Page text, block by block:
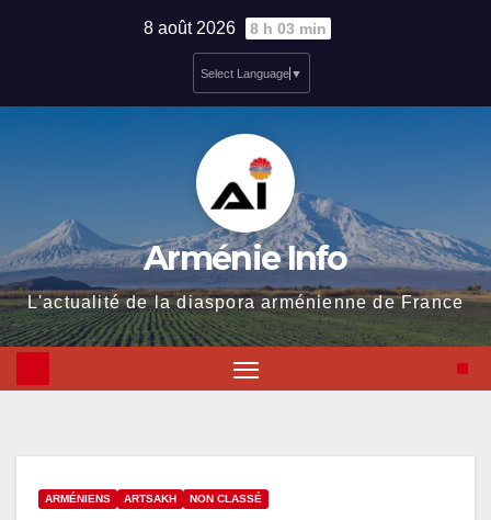
8 août 2026 8 h 03 min
Select Language ▼
Arménie Info
L'actualité de la diaspora arménienne de France
ARMÉNIENS ARTSAKH NON CLASSÉ